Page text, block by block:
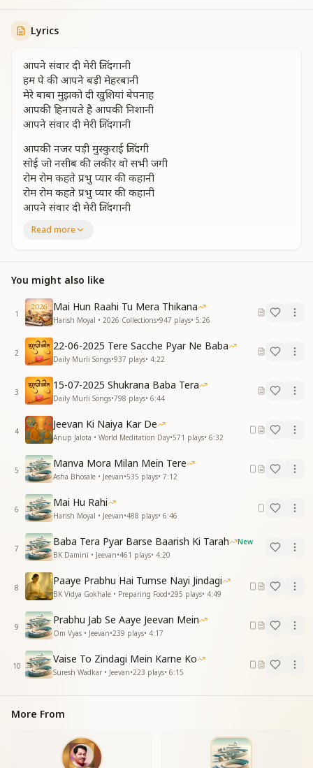
Lyrics
आपने संवार दी मेरी जिंदगानी
हम पे की आपने बड़ी मेहरबानी
मेरे बाबा मुझको दी खुशियां बेपनाह
आपकी हिनायते है आपकी निशानी
आपने संवार दी मेरी जिंदगानी
आपकी नजर पड़ी मुस्कुराई जिंदगी
सोई जो नसीब की लकीर वो सभी जगी
रोम रोम कहते प्रभु प्यार की कहानी
रोम रोम कहते प्रभु प्यार की कहानी
आपने संवार दी मेरी जिंदगानी
अश्क मेरे इन नयन के मोतियों में ढल गएं
आसमां में है लिखी प्रीत ये पुरानी
आपने संवार दी मेरी जिंदगानी
सारे भर दिए खजाने मेरे मन की खान में
खिलने लगी चांदनी अरमान के जहान में
सीरत में सुरत समाई हैं सुहानी
सीरत में सुरत समाई हैं सुहानी
आपने संवार दी मेरी जिंदगानी
हम पे की आपने बड़ी मेहरबानी
मेरे बाबा मुझको दी खुशियां बेपनाह
मेरे बाबा मुझको दी खुशियां बेपनाह
आपकी हिनायते है आपकी निशानी
आपने संवार दी मेरी जिंदगानी
Read more
You might also like
1
Mai Hun Raahi Tu Mera Thikana
Harish Moyal • 2026 Collections•947 plays• 5:26
2
22-06-2025 Tere Sacche Pyar Ne Baba
Daily Murli Songs•937 plays• 4:22
3
15-07-2025 Shukrana Baba Tera
Daily Murli Songs•798 plays• 6:44
4
Jeevan Ki Naiya Kar De
Anup Jalota • World Meditation Day•571 plays• 6:32
5
Manva Mora Milan Mein Tere
Asha Bhosale • Jeevan•535 plays• 7:12
6
Mai Hu Rahi
Harish Moyal • Jeevan•488 plays• 6:46
7
Baba Tera Pyar Barse Baarish Ki Tarah
New
BK Damini • Jeevan•461 plays• 4:20
8
Paaye Prabhu Hai Tumse Nayi Jindagi
BK Vidya Gokhale • Preparing Food•295 plays• 4:49
9
Prabhu Jab Se Aaye Jeevan Mein
Om Vyas • Jeevan•239 plays• 4:17
10
Vaise To Zindagi Mein Karne Ko
Suresh Wadkar • Jeevan•223 plays• 6:15
More From